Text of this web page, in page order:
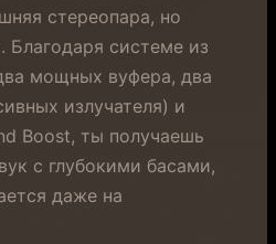
стереопара, но
Благодаря системе из
мощных вуфера, два
излучателя) и
Boost, ты получаешь
с глубокими басами,
даже на